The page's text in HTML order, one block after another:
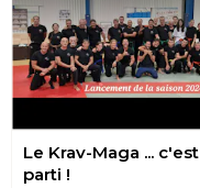
Le Krav-Maga ... c'est
parti !